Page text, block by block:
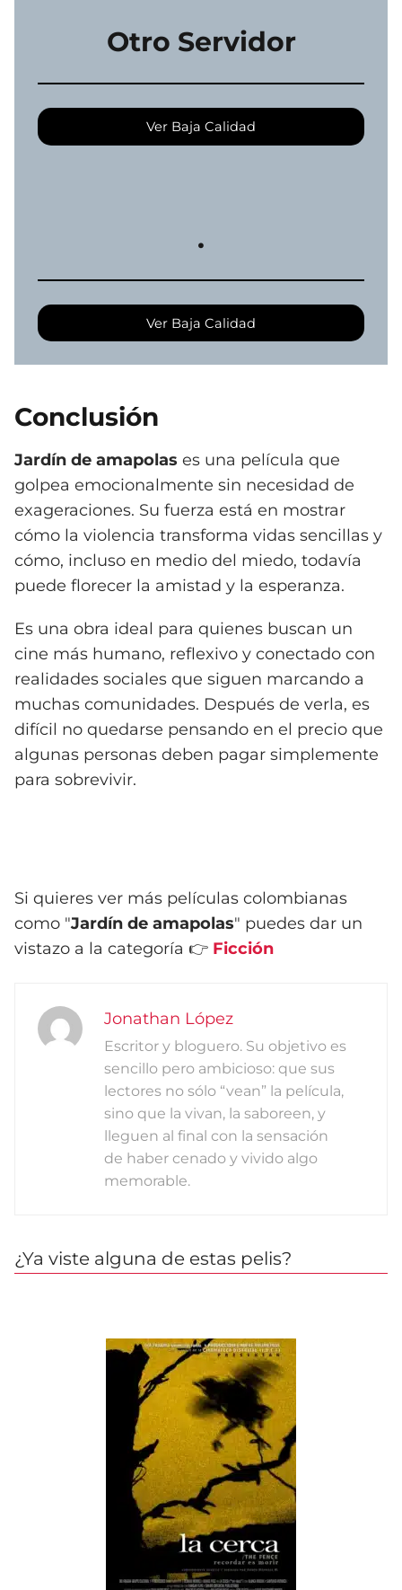
Otro Servidor
Ver Baja Calidad
.
Ver Baja Calidad
Conclusión
Jardín de amapolas es una película que
golpea emocionalmente sin necesidad de
exageraciones. Su fuerza está en mostrar
cómo la violencia transforma vidas sencillas y
cómo, incluso en medio del miedo, todavía
puede florecer la amistad y la esperanza.
Es una obra ideal para quienes buscan un
cine más humano, reflexivo y conectado con
realidades sociales que siguen marcando a
muchas comunidades. Después de verla, es
difícil no quedarse pensando en el precio que
algunas personas deben pagar simplemente
para sobrevivir.
Si quieres ver más películas colombianas
como "Jardín de amapolas" puedes dar un
vistazo a la categoría 👉 Ficción
Jonathan López
Escritor y bloguero. Su objetivo es
sencillo pero ambicioso: que sus
lectores no sólo “vean” la película,
sino que la vivan, la saboreen, y
lleguen al final con la sensación
de haber cenado y vivido algo
memorable.
¿Ya viste alguna de estas pelis?